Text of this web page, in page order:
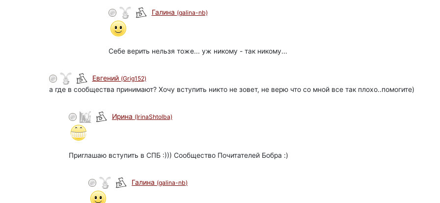
Галина (galina-nb)
Себе верить нельзя тоже... уж никому - так никому...
Евгений (Grig152)
а где в сообщества принимают? Хочу вступить никто не зовет, не верю что со мной все так плохо..помогите)
Ирина (IrinaShtolba)
Приглашаю вступить в СПБ :))) Сообщество Почитателей Бобра :)
Галина (galina-nb)